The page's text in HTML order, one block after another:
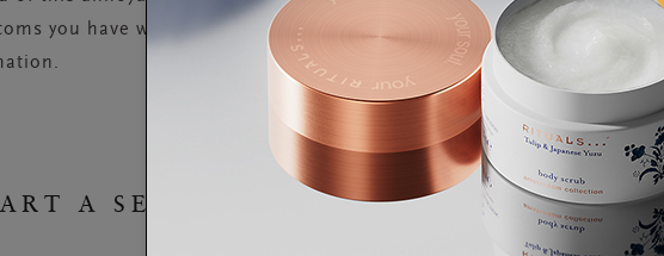
you have when you catch a cold. It frees up your nasal passages
A SELF-CARE ROUTINE AT HOME